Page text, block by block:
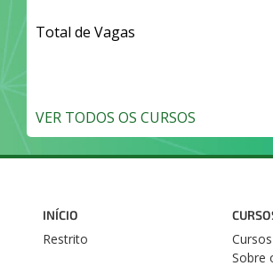
Total de Vagas
VER TODOS OS CURSOS
INÍCIO
Restrito
Cursos
Sobre